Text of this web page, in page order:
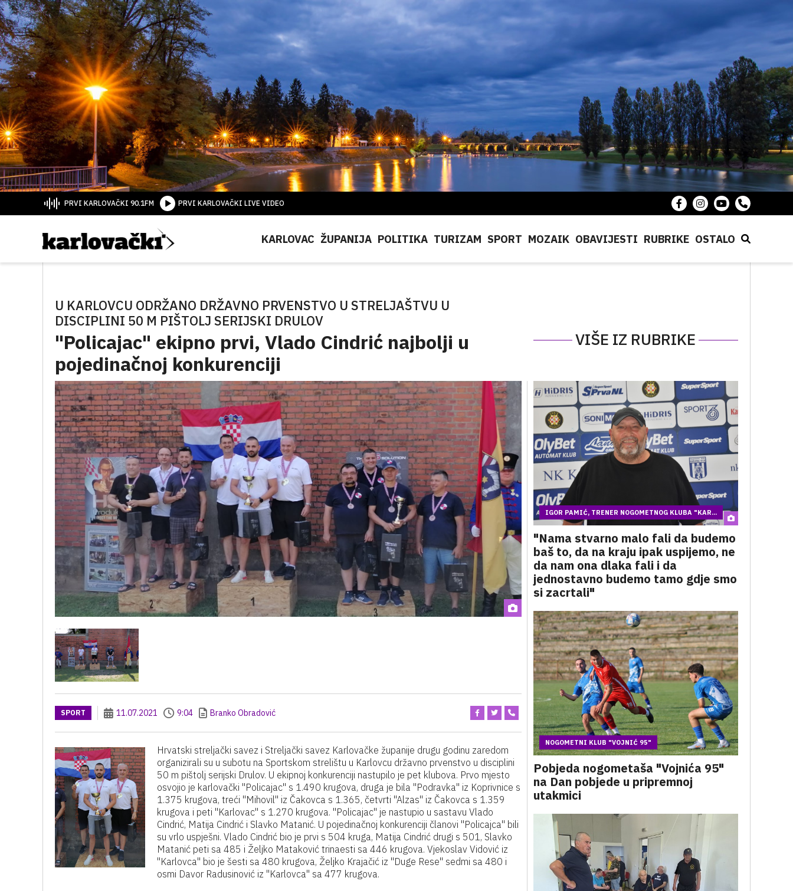
PRVI KARLOVAČKI 90.1FM PRVI KARLOVAČKI LIVE VIDEO
KARLOVAC ŽUPANIJA POLITIKA TURIZAM SPORT MOZAIK OBAVIJESTI RUBRIKE OSTALO
U KARLOVCU ODRŽANO DRŽAVNO PRVENSTVO U STRELJAŠTVU U
DISCIPLINI 50 M PIŠTOLJ SERIJSKI DRULOV
"Policajac" ekipno prvi, Vlado Cindrić najbolji u
pojedinačnoj konkurenciji
VIŠE IZ RUBRIKE
SPORT 11.07.2021 9:04 Branko Obradović
Hrvatski streljački savez i Streljački savez Karlovačke županije drugu godinu zaredom
organizirali su u subotu na Sportskom strelištu u Karlovcu državno prvenstvo u disciplini
50 m pištolj serijski Drulov. U ekipnoj konkurenciji nastupilo je pet klubova. Prvo mjesto
osvojio je karlovački "Policajac" s 1.490 krugova, druga je bila "Podravka" iz Koprivnice s
1.375 krugova, treći "Mihovil" iz Čakovca s 1.365, četvrti "Alzas" iz Čakovca s 1.359
krugova i peti "Karlovac" s 1.270 krugova. "Policajac" je nastupio u sastavu Vlado
Cindrić, Matija Cindrić i Slavko Matanić. U pojedinačnoj konkurenciji članovi "Policajca" bili
su vrlo uspješni. Vlado Cindrić bio je prvi s 504 kruga, Matija Cindrić drugi s 501, Slavko
Matanić peti sa 485 i Željko Mataković trinaesti sa 446 krugova. Vjekoslav Vidović iz
"Karlovca" bio je šesti sa 480 krugova, Željko Krajačić iz "Duge Rese" sedmi sa 480 i
osmi Davor Radusinović iz "Karlovca" sa 477 krugova.
IGOR PAMIĆ, TRENER NOGOMETNOG KLUBA "KAR...
"Nama stvarno malo fali da budemo
baš to, da na kraju ipak uspijemo, ne
da nam ona dlaka fali i da
jednostavno budemo tamo gdje smo
si zacrtali"
NOGOMETNI KLUB "VOJNIĆ 95"
Pobjeda nogometaša "Vojnića 95"
na Dan pobjede u pripremnoj
utakmici